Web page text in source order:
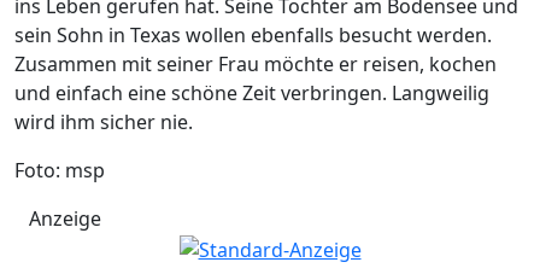
ins Leben gerufen hat. Seine Tochter am Bodensee und
sein Sohn in Texas wollen ebenfalls besucht werden.
Zusammen mit seiner Frau möchte er reisen, kochen
und einfach eine schöne Zeit verbringen. Langweilig
wird ihm sicher nie.
Foto: msp
Anzeige